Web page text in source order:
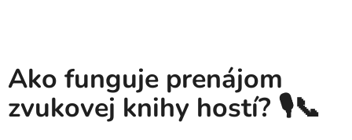
a
c
i
Ako funguje prenájom
zvukovej knihy hostí? 🎙️📞